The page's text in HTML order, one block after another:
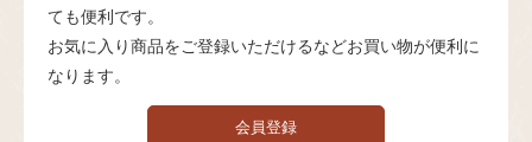
ても便利です。
お気に入り商品をご登録いただけるなどお買い物が便利に
なります。
会員登録